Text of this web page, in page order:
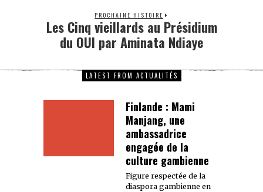
PROCHAINE HISTOIRE
Les Cinq vieillards au Présidium
du OUI par Aminata Ndiaye
LATEST FROM ACTUALITÉS
Finlande : Mami
Manjang, une
ambassadrice
engagée de la
culture gambienne
Figure respectée de la
diaspora gambienne en